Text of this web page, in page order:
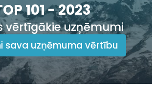
101 - 2023
vērtīgākie uzņēmumi
sava uzņēmuma vērtību